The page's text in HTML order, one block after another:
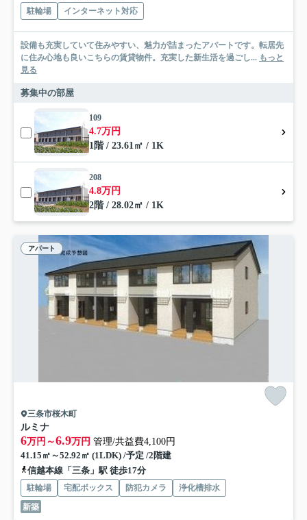
駐輪場 インターネット対応
設備も充実していて住みやすい、魅力が詰まったアパートです。転居先
に住み心地も良いこちらの賃貸物件。充実した新生活を過ごし... もっと
見る
募集中の部屋
109
4.7万円
1階 / 23.61㎡ / 1K
208
4.8万円
2階 / 28.02㎡ / 1K
アパート
三条市桜木町
ルミナ
6万円～6.9万円 管理/共益費4,100円
41.15㎡～52.92㎡ (1LDK) /予定 /2階建
信越本線「三条」駅 徒歩17分
駐輪場 宅配ボックス 防犯カメラ
浄化槽排水
新築